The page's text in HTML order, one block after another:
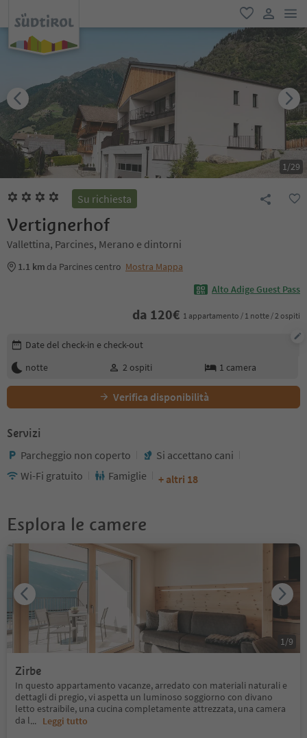
favoriti
user link
1/29
Su richiesta
Vertignerhof
Vallettina, Parcines, Merano e dintorni
1.1 km da Parcines centro Mostra Mappa
Alto Adige Guest Pass
da 120€ 1 appartamento / 1 notte / 2 ospiti
Modifica i dettagli della prenotazione
Date del check-in e check-out
notte
2 ospiti 1 camera
Verifica disponibilità
Servizi
Parcheggio non coperto
Si accettano cani
Wi-Fi gratuito
Famiglie + altri 18
Esplora le camere
Zirbe
In questo appartamento vacanze, arredato con materiali naturali e
dettagli di pregio, vi aspetta un luminoso soggiorno con divano
letto estraibile, una cucina completamente attrezzata, una camera
da l... Leggi tutto
1 /9